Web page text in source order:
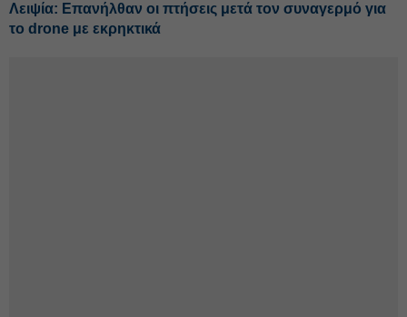
Λειψία: Επανήλθαν οι πτήσεις μετά τον συναγερμό για
το drone με εκρηκτικά